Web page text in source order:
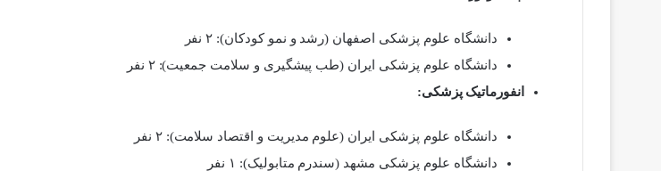
دانشگاه علوم پزشکی اصفهان (رشد و نمو کودکان): ۲ نفر
دانشگاه علوم پزشکی ایران (طب پیشگیری و سلامت جمعیت): ۲ نفر
انفورماتیک پزشکی:
دانشگاه علوم پزشکی ایران (علوم مدیریت و اقتصاد سلامت): ۲ نفر
دانشگاه علوم پزشکی مشهد (سندرم متابولیک): ۱ نفر